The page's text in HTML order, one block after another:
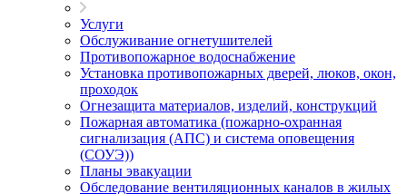
Услуги
Обслуживание огнетушителей
Противопожарное водоснабжение
Установка противопожарных дверей, люков, окон,
проходок
Огнезащита материалов, изделий, конструкций
Пожарная автоматика (пожарно-охранная
сигнализация (АПС) и система оповещения
(СОУЭ))
Планы эвакуации
Обследование вентиляционных каналов в жилых